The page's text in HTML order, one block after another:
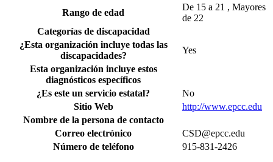
Rango de edad
De 15 a 21 , Mayores
de 22
Categorías de discapacidad
¿Esta organización incluye todas las
discapacidades?
Yes
Esta organización incluye estos
diagnósticos específicos
¿Es este un servicio estatal?
No
Sitio Web
http://www.epcc.edu
Nombre de la persona de contacto
Correo electrónico
CSD@epcc.edu
Número de teléfono
915-831-2426